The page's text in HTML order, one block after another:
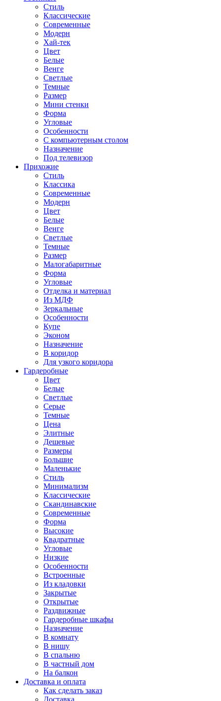
Стиль
Классические
Современные
Модерн
Хай-тек
Цвет
Белые
Венге
Светлые
Темные
Размер
Мини стенки
Форма
Угловые
Особенности
С компьютерным столом
Назначение
Под телевизор
Прихожие
Стиль
Классика
Современные
Модерн
Цвет
Белые
Венге
Светлые
Темные
Размер
Малогабаритные
Форма
Угловые
Отделка и материал
Из МДФ
Зеркальные
Особенности
Купе
Эконом
Назначение
В коридор
Для узкого коридора
Гардеробные
Цвет
Белые
Светлые
Серые
Темные
Цена
Элитные
Дешевые
Размеры
Большие
Маленькие
Стиль
Минимализм
Классические
Скандинавские
Современные
Форма
Высокие
Квадратные
Угловые
Низкие
Особенности
Встроенные
Из кладовки
Закрытые
Открытые
Раздвижные
Гардеробные шкафы
Назначение
В комнату
В нишу
В спальню
В частный дом
На балкон
Доставка и оплата
Как сделать заказ
Доставка